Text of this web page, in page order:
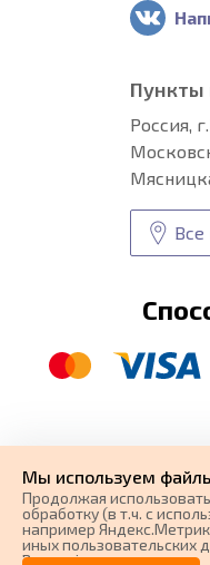
Пункты
Россия,
поисковое
Мы используем
Продолжая
обработку (в т.ч. с
например
иных пользовательских
Вашем ip-адресе,